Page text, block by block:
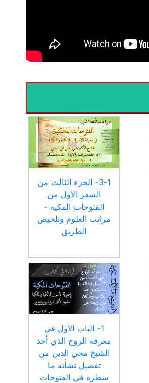
3-1- الجزء الثالث من
السفر الأول من
الفتوحات المكية -
مراتب العلوم وتلخيص
الطريق
1- الباب الأول في
معرفة الروح الذي أخذ
الشيخ محي الدين من
تفصيل نشأته ما
سطره في الفتوحات